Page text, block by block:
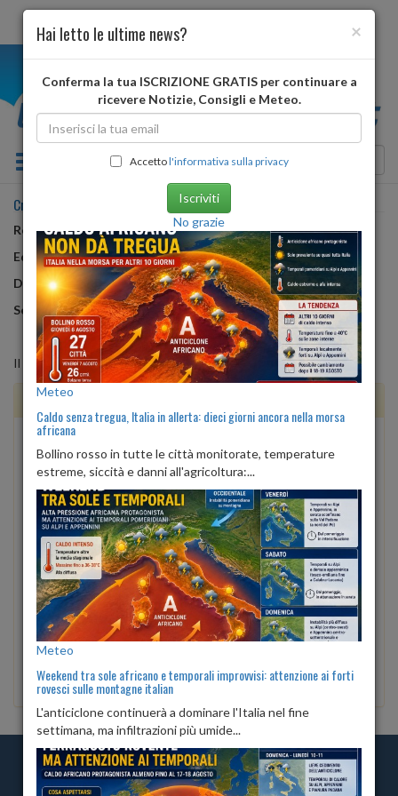
Toggle navigation
Credits
Realizzato da:AB
Editore: Alessia Bonaduce
Direttore responsabile: Luca Di Giacomantonio
Segreteria di redazione : Stefania Ricci
Il sito è stato sviluppato con tecnologiabeContent
News
Temperature eccezionali in numerosi centri...
Caldo senza tregua, Italia...
Bollino rosso in tutte le città monitorate,...
Weekend tra sole africano e...
L'anticiclone continuerà a dominare l'Italia...
Ferragosto rovente...
L'anticiclone subtropicale continuerà a...
Leggi tutte le news »
amministrazione
Contatta la redazione
×
Hai letto le ultime news?
Conferma la tua ISCRIZIONE GRATIS per continuare a
ricevere Notizie, Consigli e Meteo.
Accettol'informativa sulla privacy
Iscriviti
No grazie
Meteo
Caldo senza tregua, Italia in allerta: dieci giorni ancora nella morsa
africana
Bollino rosso in tutte le città monitorate, temperature
estreme, siccità e danni all'agricoltura:...
Meteo
Weekend tra sole africano e temporali improvvisi: attenzione ai forti
rovesci sulle montagne italian
L'anticiclone continuerà a dominare l'Italia nel fine
settimana, ma infiltrazioni più umide...